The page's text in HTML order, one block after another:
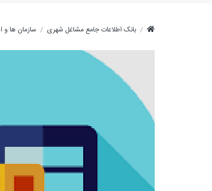
بانک اطلاعات جامع مشاغل شهری سازمان ها و